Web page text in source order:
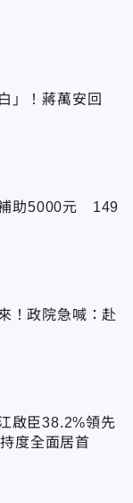
」！蔣萬安回
補助5000元 149
！政院急喊：赴
啟臣38.2%領先
度全面居首